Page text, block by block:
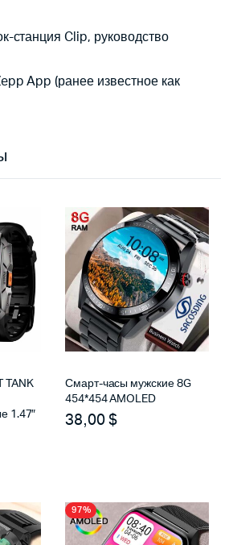
станция Clip, руководство
App (ранее известное как
TANK
1.47″
Смарт-часы мужские 8G
454*454 AMOLED
38,00$
97%